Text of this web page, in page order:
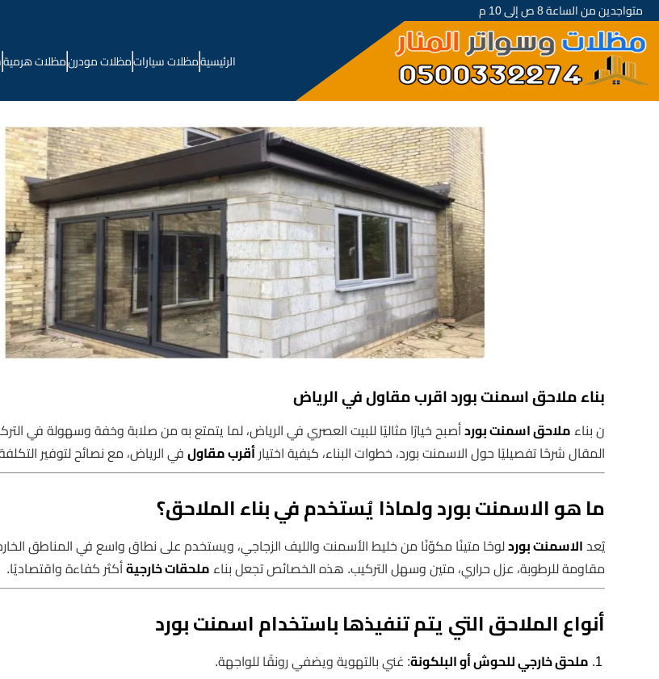
متواجدين من الساعة 8 ص إلى 10 م
الرئيسيةمظلات سياراتمظلات مودرنمظلات هرمية
بناء ملاحق اسمنت بورد اقرب مقاول في الرياض
ن بناءملاحق اسمنت بوردأصبح خيارًا مثاليًا للبيت العصري في الرياض، لما يتمتع به من صلابة وخفة وسهولة في
المقال شرحًا تفصيليًا حول الاسمنت بورد، خطوات البناء، كيفية اختيارأقرب مقاولفي الرياض، مع نصائح لتوفير
ما هو الاسمنت بورد ولماذا يُستخدم في بناء الملاحق؟
يُعدالاسمنت بوردلوحًا متينًا مكوّنًا من خليط الأسمنت والليف الزجاجي، ويستخدم على نطاق واسع في المناطق
مقاومة للرطوبة، عزل حراري، متين وسهل التركيب. هذه الخصائص تجعل بناءملحقات خارجيةأكثر كفاءة واقتصاديًا.
أنواع الملاحق التي يتم تنفيذها باستخدام اسمنت بورد
ملحق خارجي للحوش أو البلكونة: غني بالتهوية ويضفي رونقًا للواجهة.